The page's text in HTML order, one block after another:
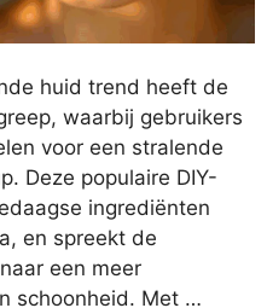
huid trend heeft de
waarbij gebruikers
voor een stralende
Deze populaire DIY-
ingrediënten
en spreekt de
een meer
schoonheid. Met …